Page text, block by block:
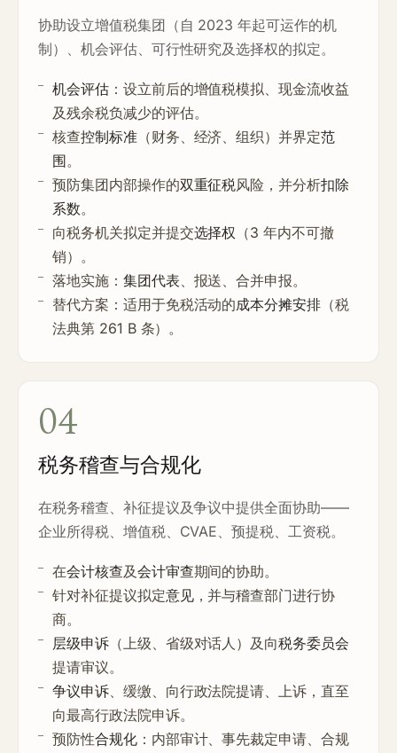
协助设立增值税集团（自 2023 年起可运作的机
制）、机会评估、可行性研究及选择权的拟定。
机会评估：设立前后的增值税模拟、现金流收益
及残余税负减少的评估。
核查控制标准（财务、经济、组织）并界定范
围。
预防集团内部操作的双重征税风险，并分析扣除
系数。
向税务机关拟定并提交选择权 （3 年内不可撤
销）。
落地实施： 集团代表、报送、合并申报。
替代方案：适用于免税活动的成本分摊安排 （税
法典第 261 B 条）。
04
税务稽查与合规化
在税务稽查、补征提议及争议中提供全面协助——
企业所得税、增值税、CVAE、预提税、工资税。
在会计核查及会计审查期间的协助。
针对补征提议拟定意见，并与稽查部门进行协
商。
层级申诉（上级、省级对话人）及向税务委员会
提请审议。
争议申诉、缓缴、向行政法院提请、上诉，直至
向最高行政法院申诉。
预防性合规化：内部审计、事先裁定申请、合规